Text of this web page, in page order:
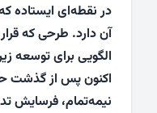
در نقطه‌ای ایستاده
آن دارد. طرحی که
الگویی برای توسعه
اکنون پس از گذشت
نیمه‌تمام، فرسایش